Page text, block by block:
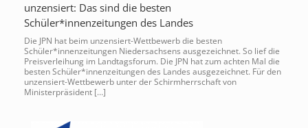
unzensiert: Das sind die besten
Schüler*innenzeitungen des Landes
Die JPN hat beim unzensiert-Wettbewerb die besten
Schüler*innenzeitungen Niedersachsens ausgezeichnet. So lief die
Preisverleihung im Landtagsforum. Die JPN hat zum achten Mal die
besten Schüler*innenzeitungen des Landes ausgezeichnet. Für den
unzensiert-Wettbewerb unter der Schirmherrschaft von
Ministerpräsident […]